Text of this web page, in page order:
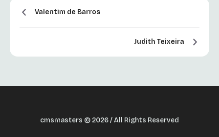
Valentim de Barros
Judith Teixeira
cmsmasters © 2026 / All Rights Reserved